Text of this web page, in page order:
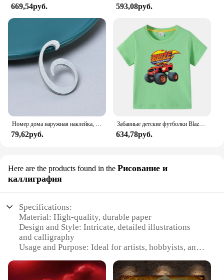
669,54руб. 593,08руб.
79,62руб.
Забавные детские футболки Blaze And The Monster Machine с мультяшным принтом, крутая летняя футболка для маленьких мальчиков, детские топы, одежда для девочек
634,78руб.
Here are the products found in the Рисование и
каллиграфия
Specifications:
Material: High-quality, durable paper
Design and Style: Intricate, detailed illustrations
and calligraphy
Usage and Purpose: Ideal for artists, hobbyists, and
Performance and Property: Resistant to fading and
water damage